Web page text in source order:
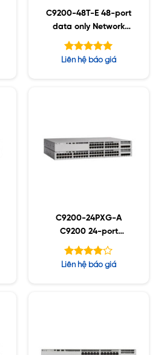
C9200-48T-E 48-port
data only Network
Essentials
Được xếp
Liên hệ báo giá
C9200-24PXG-A
C9200 24-port
8xmGig PoE+, Network
Advantage
Được
Liên hệ báo giá